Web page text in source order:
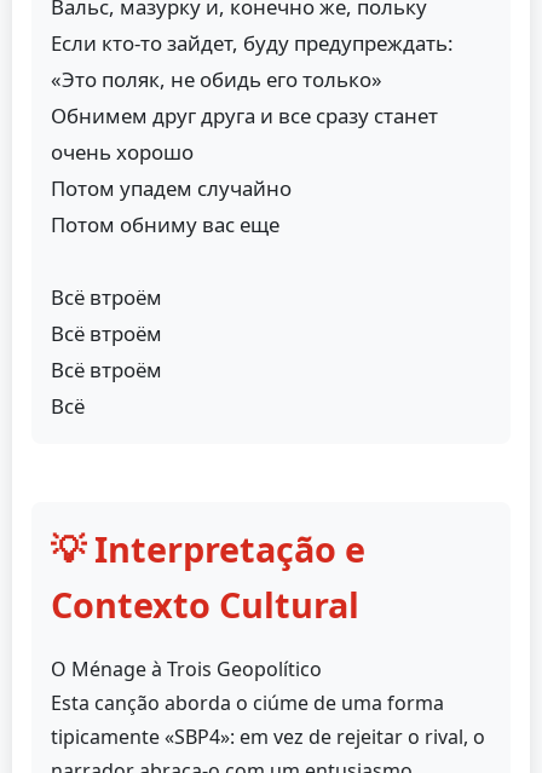
Вальс, мазурку и, конечно же, польку
Если кто-то зайдет, буду предупреждать:
«Это поляк, не обидь его только»
Обнимем друг друга и все сразу станет
очень хорошо
Потом упадем случайно
Потом обниму вас еще
Всё втроём
Всё втроём
Всё втроём
Всё
💡 Interpretação e
Contexto Cultural
O Ménage à Trois Geopolítico
Esta canção aborda o ciúme de uma forma
tipicamente «SBP4»: em vez de rejeitar o rival, o